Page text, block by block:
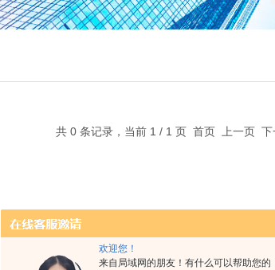
欢迎您！
来自局域网的朋友！有什么可以帮助您的
共 0 条记录，当前 1 / 1 页 首页 上一页